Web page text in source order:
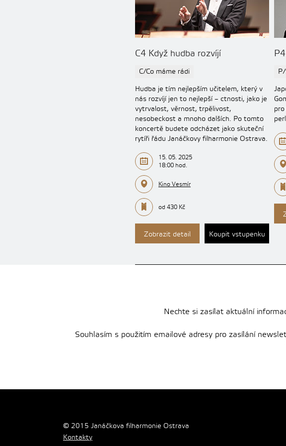
C4 Když hudba rozvíjí
C/Co máme rádi
Hudba je tím nejlepším učitelem, který v
nás rozvíjí jen to nejlepší – ctnosti, jako je
vytrvalost, věrnost, trpělivost,
nesobeckost a mnoho dalších. Po tomto
koncertě budete odcházet jako skuteční
rytíři řádu Janáčkovy filharmonie Ostrava.
15. 05. 2025
18:00 hod.
Kino Vesmír
od 430 Kč
Zobrazit detail Koupit vstupenku
Nechte si zasílat aktuální
Souhlasím s použitím emailové adresy pro zasílání
© 2015 Janáčkova filharmonie Ostrava
Kontakty